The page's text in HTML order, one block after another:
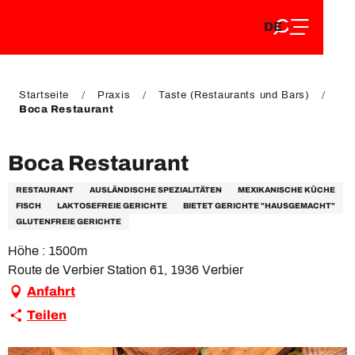
EN
DE
FR
Startseite Praxis
Taste (Restaurants und Bars)
Boca Restaurant
Boca Restaurant
RESTAURANT AUSLÄNDISCHE SPEZIALITÄTEN
MEXIKANISCHE KÜCHE
FISCH
LAKTOSEFREIE GERICHTE
BIETET GERICHTE "HAUSGEMACHT"
GLUTENFREIE GERICHTE
Höhe : 1500m
Route de Verbier Station 61, 1936 Verbier
Anfahrt
Teilen